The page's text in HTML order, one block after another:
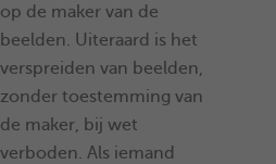
op de maker van de
beelden. Uiteraard is het
verspreiden van beelden,
zonder toestemming van
de maker, bij wet
verboden. Als iemand